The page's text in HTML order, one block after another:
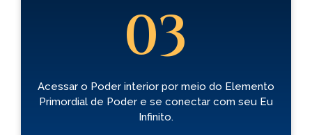
03
Acessar o Poder interior por meio do Elemento
Primordial de Poder e se conectar com seu Eu
Infinito.